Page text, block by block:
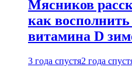
Мясников
как восполнить
витамина D
3 года спустя2 года